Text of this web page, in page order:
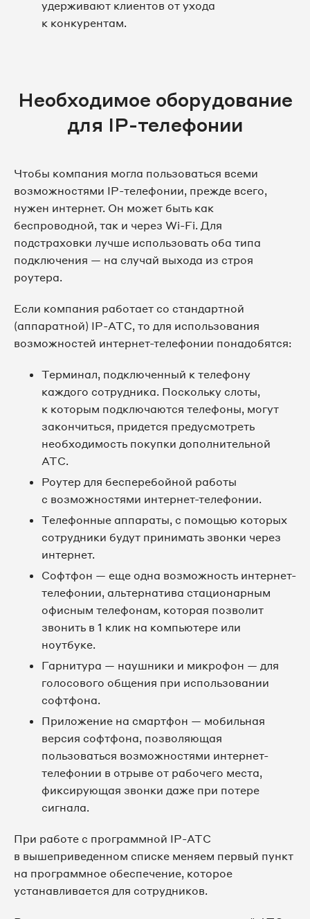
удерживают клиентов от ухода
к конкурентам.
Необходимое оборудование
для IP-телефонии
Чтобы компания могла пользоваться всеми
возможностями IP-телефонии, прежде всего,
нужен интернет. Он может быть как
беспроводной, так и через Wi-Fi. Для
подстраховки лучше использовать оба типа
подключения — на случай выхода из строя
роутера.
Если компания работает со стандартной
(аппаратной) IP-АТС, то для использования
возможностей интернет-телефонии понадобятся:
Терминал, подключенный к телефону
каждого сотрудника. Поскольку слоты,
к которым подключаются телефоны, могут
закончиться, придется предусмотреть
необходимость покупки дополнительной
АТС.
Роутер для бесперебойной работы
с возможностями интернет-телефонии.
Телефонные аппараты, с помощью которых
сотрудники будут принимать звонки через
интернет.
Софтфон — еще одна возможность интернет-
телефонии, альтернатива стационарным
офисным телефонам, которая позволит
звонить в 1 клик на компьютере или
ноутбуке.
Гарнитура — наушники и микрофон — для
голосового общения при использовании
софтфона.
Приложение на смартфон — мобильная
версия софтфона, позволяющая
пользоваться возможностями интернет-
телефонии в отрыве от рабочего места,
фиксирующая звонки даже при потере
сигнала.
При работе с программной IP-АТС
в вышеприведенном списке меняем первый пункт
на программное обеспечение, которое
устанавливается для сотрудников.